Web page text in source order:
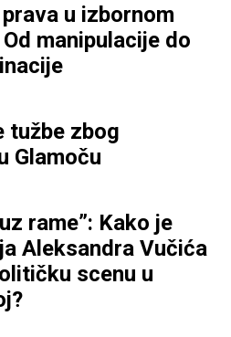
u izbornom
manipulacije do
tužbe zbog
Glamoču
rame”: Kako je
Aleksandra Vučića
scenu u